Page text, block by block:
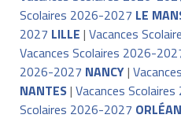
Scolaires 2026-2027 LE
2027 LILLE | Vacances
Vacances Scolaires 2026-
2026-2027 NANCY|
NANTES| Vacances
Scolaires 2026-2027